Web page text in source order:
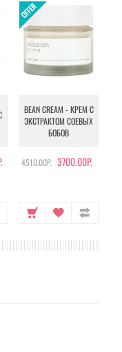
BEAN CREAM - КРЕМ С
ЭКСТРАКТОМ СОЕВЫХ
БОБОВ
4510.00Р. 3700.00Р.